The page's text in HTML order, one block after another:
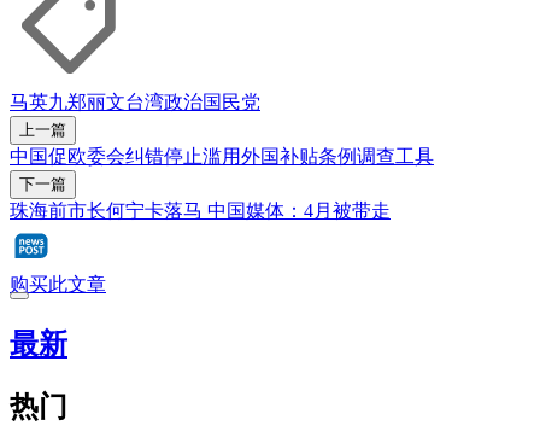
马英九郑丽文台湾政治国民党
上一篇
中国促欧委会纠错停止滥用外国补贴条例调查工具
下一篇
珠海前市长何宁卡落马 中国媒体：4月被带走
购买此文章
最新
热门